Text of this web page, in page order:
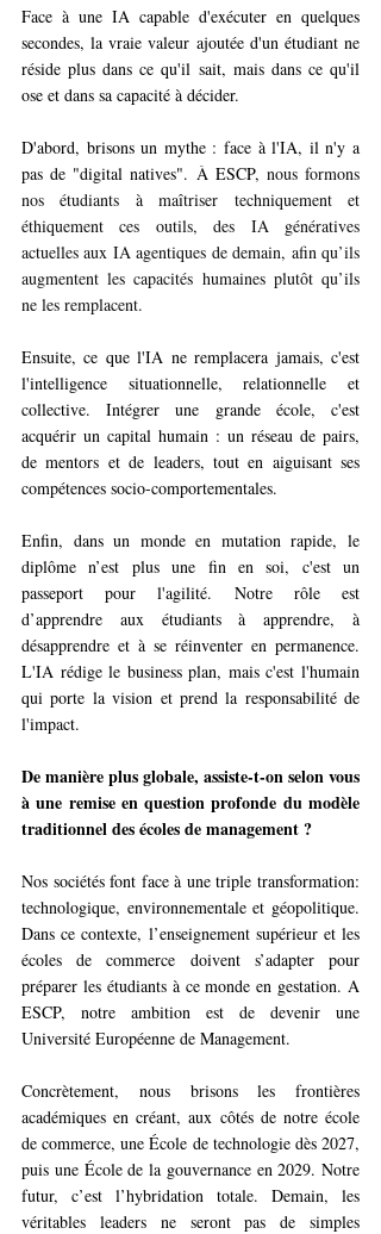
Face à une IA capable d'exécuter en quelques
secondes, la vraie valeur ajoutée d'un étudiant ne
réside plus dans ce qu'il sait, mais dans ce qu'il
ose et dans sa capacité à décider.
D'abord, brisons un mythe : face à l'IA, il n'y a
pas de "digital natives". À ESCP, nous formons
nos étudiants à maîtriser techniquement et
éthiquement ces outils, des IA génératives
actuelles aux IA agentiques de demain, afin qu’ils
augmentent les capacités humaines plutôt qu’ils
ne les remplacent.
Ensuite, ce que l'IA ne remplacera jamais, c'est
l'intelligence situationnelle, relationnelle et
collective. Intégrer une grande école, c'est
acquérir un capital humain : un réseau de pairs,
de mentors et de leaders, tout en aiguisant ses
compétences socio-comportementales.
Enfin, dans un monde en mutation rapide, le
diplôme n’est plus une fin en soi, c'est un
passeport pour l'agilité. Notre rôle est
d’apprendre aux étudiants à apprendre, à
désapprendre et à se réinventer en permanence.
L'IA rédige le business plan, mais c'est l'humain
qui porte la vision et prend la responsabilité de
l'impact.
De manière plus globale, assiste-t-on selon vous
à une remise en question profonde du modèle
traditionnel des écoles de management ?
Nos sociétés font face à une triple transformation:
technologique, environnementale et géopolitique.
Dans ce contexte, l’enseignement supérieur et les
écoles de commerce doivent s’adapter pour
préparer les étudiants à ce monde en gestation. A
ESCP, notre ambition est de devenir une
Université Européenne de Management.
Concrètement, nous brisons les frontières
académiques en créant, aux côtés de notre école
de commerce, une École de technologie dès 2027,
puis une École de la gouvernance en 2029. Notre
futur, c’est l’hybridation totale. Demain, les
véritables leaders ne seront pas de simples